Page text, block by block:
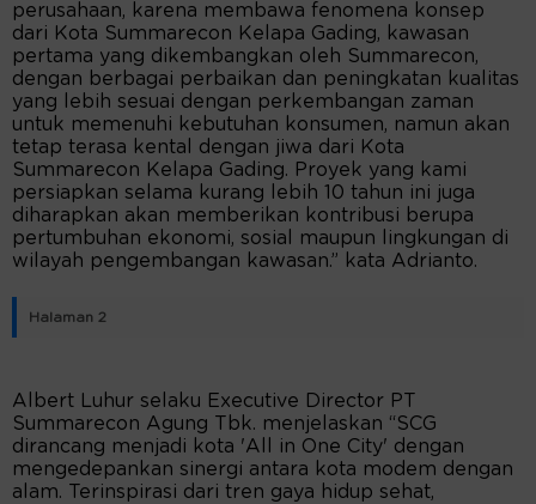
perusahaan, karena membawa fenomena konsep
dari Kota Summarecon Kelapa Gading, kawasan
pertama yang dikembangkan oleh Summarecon,
dengan berbagai perbaikan dan peningkatan kualitas
yang lebih sesuai dengan perkembangan zaman
untuk memenuhi kebutuhan konsumen, namun akan
tetap terasa kental dengan jiwa dari Kota
Summarecon Kelapa Gading. Proyek yang kami
persiapkan selama kurang lebih 10 tahun ini juga
diharapkan akan memberikan kontribusi berupa
pertumbuhan ekonomi, sosial maupun lingkungan di
wilayah pengembangan kawasan.” kata Adrianto.
Halaman 2
Albert Luhur selaku Executive Director PT
Summarecon Agung Tbk. menjelaskan “SCG
dirancang menjadi kota 'All in One City' dengan
mengedepankan sinergi antara kota modem dengan
alam. Terinspirasi dari tren gaya hidup sehat,